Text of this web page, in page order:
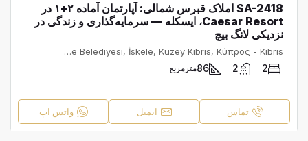
SA-2418 املاک قبرس شمالی: آپارتمان آماده ۲+۱ در
Caesar Resort، ایسکله — سرمایه‌گذاری و زندگی در
نزدیکی لانگ بیچ
İskele, İskele Belediyesi, İskele, Kuzey Kıbrıs, Κύπρος - Kıbrıs
2
2
86مترمربع
تماس ایمیل واتس اپ